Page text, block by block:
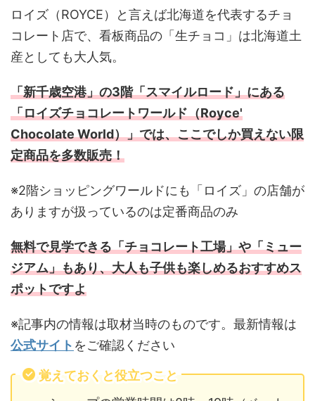
ロイズ（ROYCE）と言えば北海道を代表するチョ
コレート店で、看板商品の「生チョコ」は北海道土
産としても大人気。
「新千歳空港」の3階「スマイルロード」にある
「ロイズチョコレートワールド（Royce'
Chocolate World）」では、ここでしか買えない限
定商品を多数販売！
※2階ショッピングワールドにも「ロイズ」の店舗が
ありますが扱っているのは定番商品のみ
無料で見学できる「チョコレート工場」や「ミュー
ジアム」もあり、大人も子供も楽しめるおすすめス
ポットですよ
※記事内の情報は取材当時のものです。最新情報は
公式サイト をご確認ください
覚えておくと役立つこと